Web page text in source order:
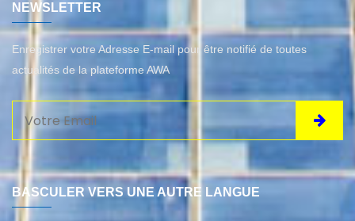
NEWSLETTER
Enregistrer votre Adresse E-mail pour être notifié de toutes
actualités de la plateforme AWA
BASCULER VERS UNE AUTRE LANGUE